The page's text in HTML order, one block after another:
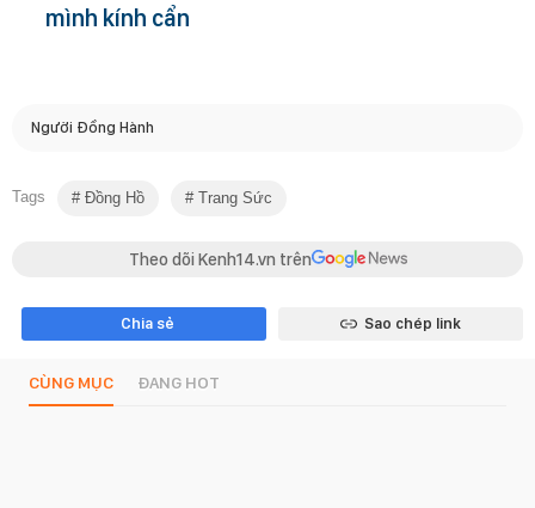
mình kính cẩn
Người Đồng Hành
Tags Đồng Hồ Trang Sức
Theo dõi Kenh14.vn trên
Chia sẻ Sao chép link
CÙNG MỤC ĐANG HOT